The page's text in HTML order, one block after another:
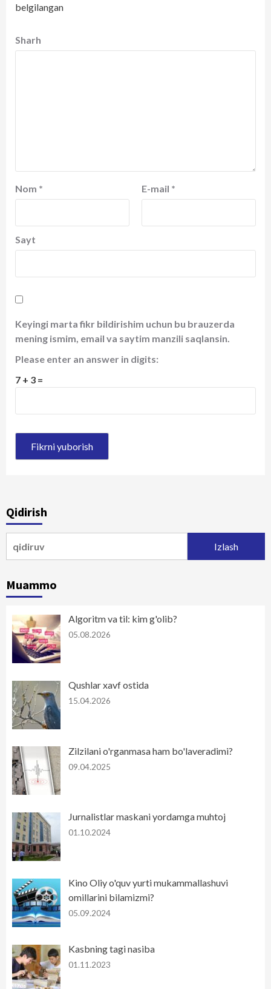
belgilangan
Sharh
Nom * E-mail *
Sayt
Keyingi marta fikr bildirishim uchun bu brauzerda
mening ismim, email va saytim manzili saqlansin.
Please enter an answer in digits:
7 + 3 =
Qidirish
Muammo
Algoritm va til: kim g'olib?
05.08.2026
Qushlar xavf ostida
15.04.2026
Zilzilani o'rganmasa ham bo'laveradimi?
09.04.2025
Jurnalistlar maskani yordamga muhtoj
01.10.2024
Kino Oliy o'quv yurti mukammallashuvi
omillarini bilamizmi?
05.09.2024
Kasbning tagi nasiba
01.11.2023